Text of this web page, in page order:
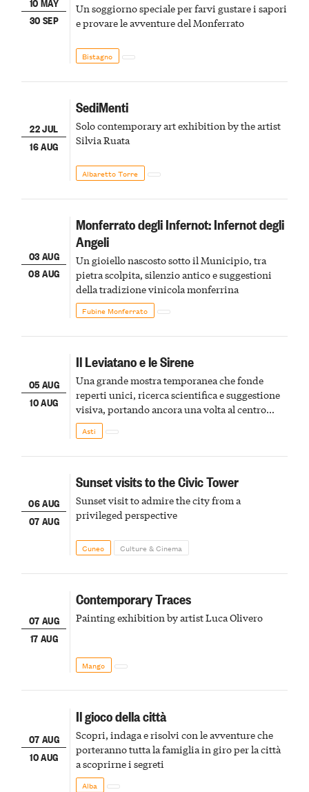
30 SEP
Un soggiorno speciale per farvi gustare i sapori
e provare le avventure del Monferrato
Bistagno
22 JUL
16 AUG
SediMenti
Solo contemporary art exhibition by the artist
Silvia Ruata
Albaretto Torre
03 AUG
08 AUG
Monferrato degli Infernot: Infernot degli
Angeli
Un gioiello nascosto sotto il Municipio, tra
pietra scolpita, silenzio antico e suggestioni
della tradizione vinicola monferrina
Fubine Monferrato
05 AUG
10 AUG
Il Leviatano e le Sirene
Una grande mostra temporanea che fonde
reperti unici, ricerca scientifica e suggestione
visiva, portando ancora una volta al centro
della scena le meraviglie del passato astigiano
Asti
06 AUG
07 AUG
Sunset visits to the Civic Tower
Sunset visit to admire the city from a
privileged perspective
Cuneo Culture & Cinema
07 AUG
17 AUG
Contemporary Traces
Painting exhibition by artist Luca Olivero
Mango
07 AUG
10 AUG
Il gioco della città
Scopri, indaga e risolvi con le avventure che
porteranno tutta la famiglia in giro per la città
a scoprirne i segreti
Alba